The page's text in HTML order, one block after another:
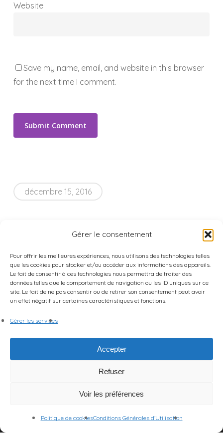
Gérer le consentement
Pour offrir les meilleures expériences, nous utilisons des technologies telles
que les cookies pour stocker et/ou accéder aux informations des appareils.
Le fait de consentir à ces technologies nous permettra de traiter des
données telles que le comportement de navigation ou les ID uniques sur ce
site. Le fait de ne pas consentir ou de retirer son consentement peut avoir
un effet négatif sur certaines caractéristiques et fonctions.
Gérer les services
Accepter
Refuser
Voir les préférences
Politique de cookiesConditions Générales d’Utilisation
Website
Save my name, email, and website in this browser
for the next time I comment.
décembre 15, 2016
© 2026 Centre des Arts et de la Scène.Mentions Légales